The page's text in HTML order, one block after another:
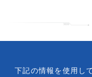
下記の情報を使用し